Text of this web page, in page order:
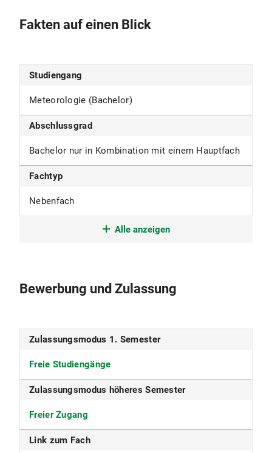
Fakten auf einen Blick
Studiengang
Meteorologie (Bachelor)
Abschlussgrad
Bachelor nur in Kombination mit einem Hauptfach
Fachtyp
Nebenfach
Studienbeginn
Studiensprache
Deutsch
Fakultät
Fakultät für Physik
Fächergruppe
Alle anzeigen
Bewerbung und Zulassung
Zulassungsmodus 1. Semester
Freie Studiengänge
Zulassungsmodus höheres Semester
Freier Zugang
Link zum Fach